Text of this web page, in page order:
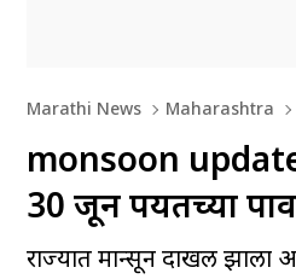
Marathi News Maharashtra
monsoon update
30 जून पर्यंतच्या
राज्यात मान्सून दाखल झाला